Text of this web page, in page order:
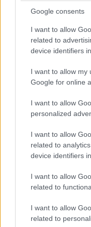
Google consents
I want to allow
related to
device identifiers
I want to allow my
Google for online
I want to allow
personalized
I want to allow
related to
device identifiers
I want to allow
related to
I want to allow
related to
Giuseppe Contesi
gestita la
scuola forense:
annuncia
E possibilmente
L’ex presidente
documento di
che ha raccontato
anonima e di aver
Roma. Secondo